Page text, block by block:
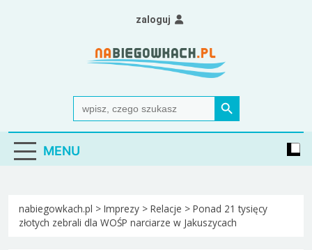
Nabiegowkach.pl
portal miłośników narciarstwa biegowego
Search
for:
Search Button
zaloguj
MENU
nabiegowkach.pl > Imprezy > Relacje > Ponad 21 tysięcy
złotych zebrali dla WOŚP narciarze w Jakuszycach